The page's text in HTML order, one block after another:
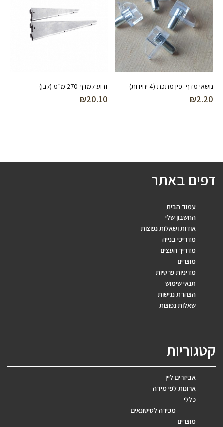
נושאי מדף- פין מתכת (4 יחידות)
₪2.20
זרוע למדף 270 מ”מ (לבן)
₪20.10
דפים באתר
עמוד הבית
החשבון שלי
אודות ושאלות נפוצות
מדריכי בנייה
מדריך העצים
מוצרים
מדיניות פרטיות
תנאי שימוש
הצהרת נגישות
שאלות נפוצות
קטגוריות
אביזרים ליין
ארונות לפי מידה
כללי
מכירה לסיטונאים
מוצרים